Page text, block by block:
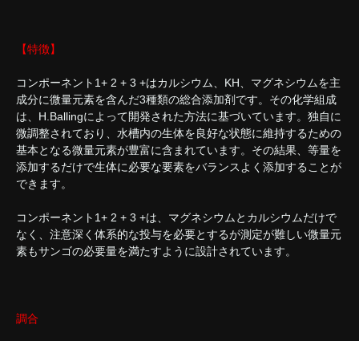
【特徴】
コンポーネント1+ 2 + 3 +はカルシウム、KH、マグネシウムを主
成分に微量元素を含んだ3種類の総合添加剤です。その化学組成
は、H.Ballingによって開発された方法に基づいています。独自に
微調整されており、水槽内の生体を良好な状態に維持するための
基本となる微量元素が豊富に含まれています。その結果、等量を
添加するだけで生体に必要な要素をバランスよく添加することが
できます。
コンポーネント1+ 2 + 3 +は、マグネシウムとカルシウムだけで
なく、注意深く体系的な投与を必要とするが測定が難しい微量元
素もサンゴの必要量を満たすように設計されています。
調合